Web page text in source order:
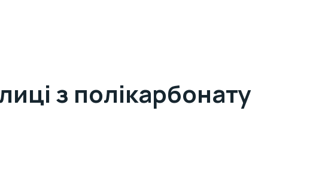
з полікарбонату